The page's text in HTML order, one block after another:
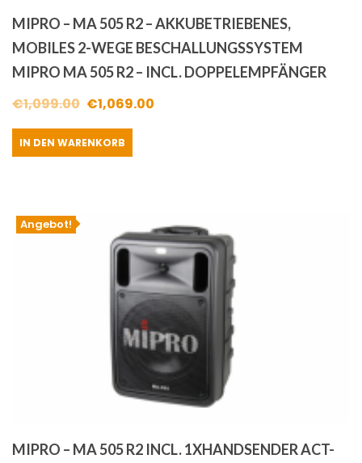
MIPRO – MA 505 R2 – AKKUBETRIEBENES,
MOBILES 2-WEGE BESCHALLUNGSSYSTEM
MIPRO MA 505 R2 – INCL. DOPPELEMPFÄNGER
€1,099.00 Ursprünglicher
Preis
war:
€1,069.00
IN DEN WARENKORB
Angebot!
MIPRO – MA 505 R2 INCL. 1XHANDSENDER ACT-